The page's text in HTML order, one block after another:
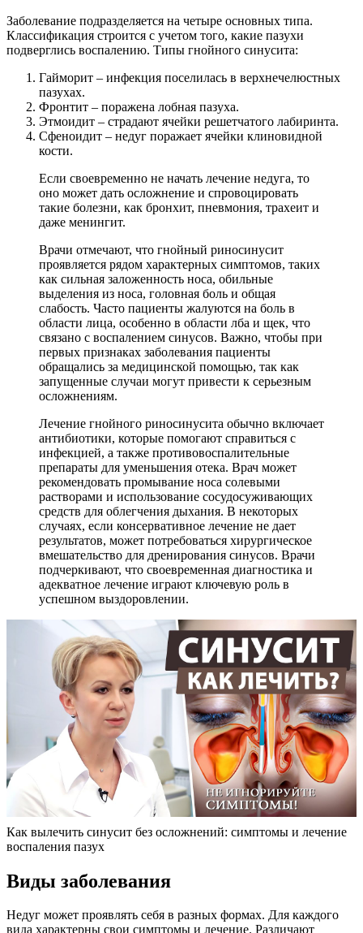
Заболевание подразделяется на четыре основных типа.
Классификация строится с учетом того, какие пазухи
подверглись воспалению. Типы гнойного синусита:
Гайморит – инфекция поселилась в верхнечелюстных
пазухах.
Фронтит – поражена лобная пазуха.
Этмоидит – страдают ячейки решетчатого лабиринта.
Сфеноидит – недуг поражает ячейки клиновидной
кости.
Если своевременно не начать лечение недуга, то
оно может дать осложнение и спровоцировать
такие болезни, как бронхит, пневмония, трахеит и
даже менингит.
Врачи отмечают, что гнойный риносинусит
проявляется рядом характерных симптомов, таких
как сильная заложенность носа, обильные
выделения из носа, головная боль и общая
слабость. Часто пациенты жалуются на боль в
области лица, особенно в области лба и щек, что
связано с воспалением синусов. Важно, чтобы при
первых признаках заболевания пациенты
обращались за медицинской помощью, так как
запущенные случаи могут привести к серьезным
осложнениям.
Лечение гнойного риносинусита обычно включает
антибиотики, которые помогают справиться с
инфекцией, а также противовоспалительные
препараты для уменьшения отека. Врач может
рекомендовать промывание носа солевыми
растворами и использование сосудосуживающих
средств для облегчения дыхания. В некоторых
случаях, если консервативное лечение не дает
результатов, может потребоваться хирургическое
вмешательство для дренирования синусов. Врачи
подчеркивают, что своевременная диагностика и
адекватное лечение играют ключевую роль в
успешном выздоровлении.
Как вылечить синусит без осложнений: симптомы и лечение
воспаления пазух
Виды заболевания
Недуг может проявлять себя в разных формах. Для каждого
вида характерны свои симптомы и лечение. Различают